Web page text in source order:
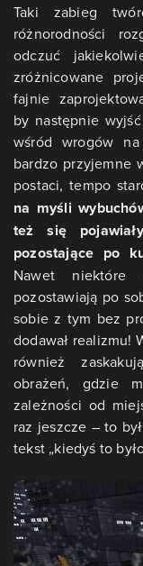
Taki zabieg
różnorodności
odczuć
zróżnicowane
fajnie
by następnie
wśród wrogów na
bardzo przyjemne
postaci, tempo
na myśli
też się
pozostające po
Nawet niektóre
pozostawiają po
sobie z tym bez
dodawał realizmu!
również
obrażeń, gdzie
zależności od
raz jeszcze – to
tekst „kiedyś to